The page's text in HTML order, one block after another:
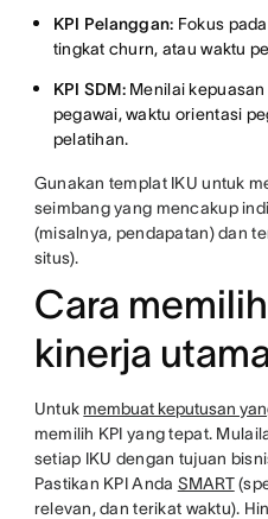
KPI Pelanggan: Fokus
tingkat churn, atau waktu
KPI SDM:Menilai kepuasan
pegawai, waktu orientasi
pelatihan.
Gunakan templat IKU untuk
seimbang yang mencakup
(misalnya, pendapatan) dan
situs).
Cara
kinerja
Untuk membuat keputusan
memilih KPI yang tepat.
setiap IKU dengan tujuan
Pastikan KPI Anda SMART
relevan, dan terikat waktu).